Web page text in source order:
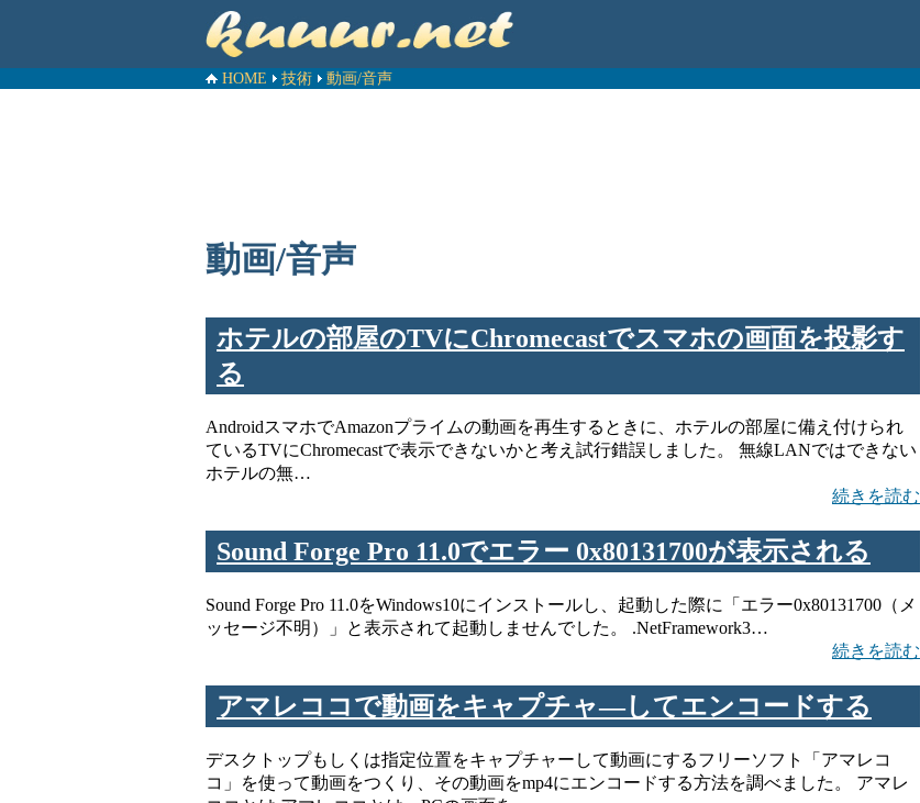
HOME 技術 動画/音声
動画/音声
ホテルの部屋のTVにChromecastでスマホの画面を投影す
る
AndroidスマホでAmazonプライムの動画を再生するときに、ホテルの部屋に備え付けられ
ているTVにChromecastで表示できないかと考え試行錯誤しました。 無線LANではできない
ホテルの無…
続きを読む
Sound Forge Pro 11.0でエラー 0x80131700が表示される
Sound Forge Pro 11.0をWindows10にインストールし、起動した際に「エラー0x80131700（メ
ッセージ不明）」と表示されて起動しませんでした。 .NetFramework3…
続きを読む
アマレココで動画をキャプチャ―してエンコードする
デスクトップもしくは指定位置をキャプチャーして動画にするフリーソフト「アマレコ
コ」を使って動画をつくり、その動画をmp4にエンコードする方法を調べました。 アマレ